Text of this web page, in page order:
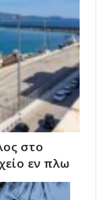
στο
εν πλω